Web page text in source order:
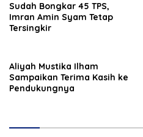
Sudah Bongkar 45 TPS,
Imran Amin Syam Tetap
Tersingkir
Aliyah Mustika Ilham
Sampaikan Terima Kasih ke
Pendukungnya